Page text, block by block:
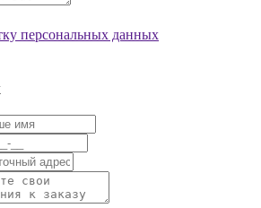
персональных данных